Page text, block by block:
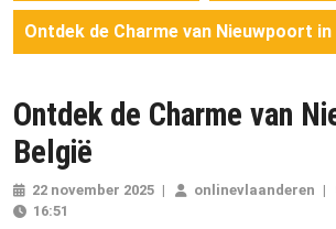
Ontdek de Charme van Nieuwpoort in
Ontdek de Charme van
België
22 november 2025 22
| onlinevlaanderen |
16:51